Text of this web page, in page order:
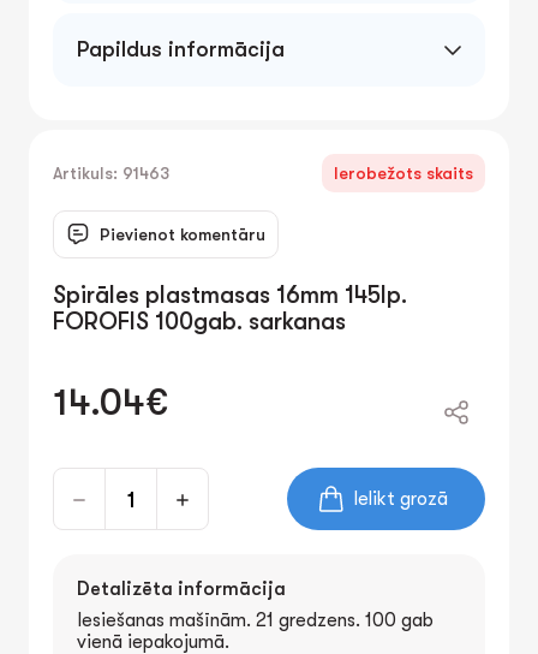
Papildus informācija
Artikuls: 91463 Ierobežots skaits
Pievienot komentāru
Spirāles plastmasas 16mm 145lp.
FOROFIS 100gab. sarkanas
14.04€
Ielikt grozā
Detalizēta informācija
Iesiešanas mašīnām. 21 gredzens. 100 gab
vienā iepakojumā.